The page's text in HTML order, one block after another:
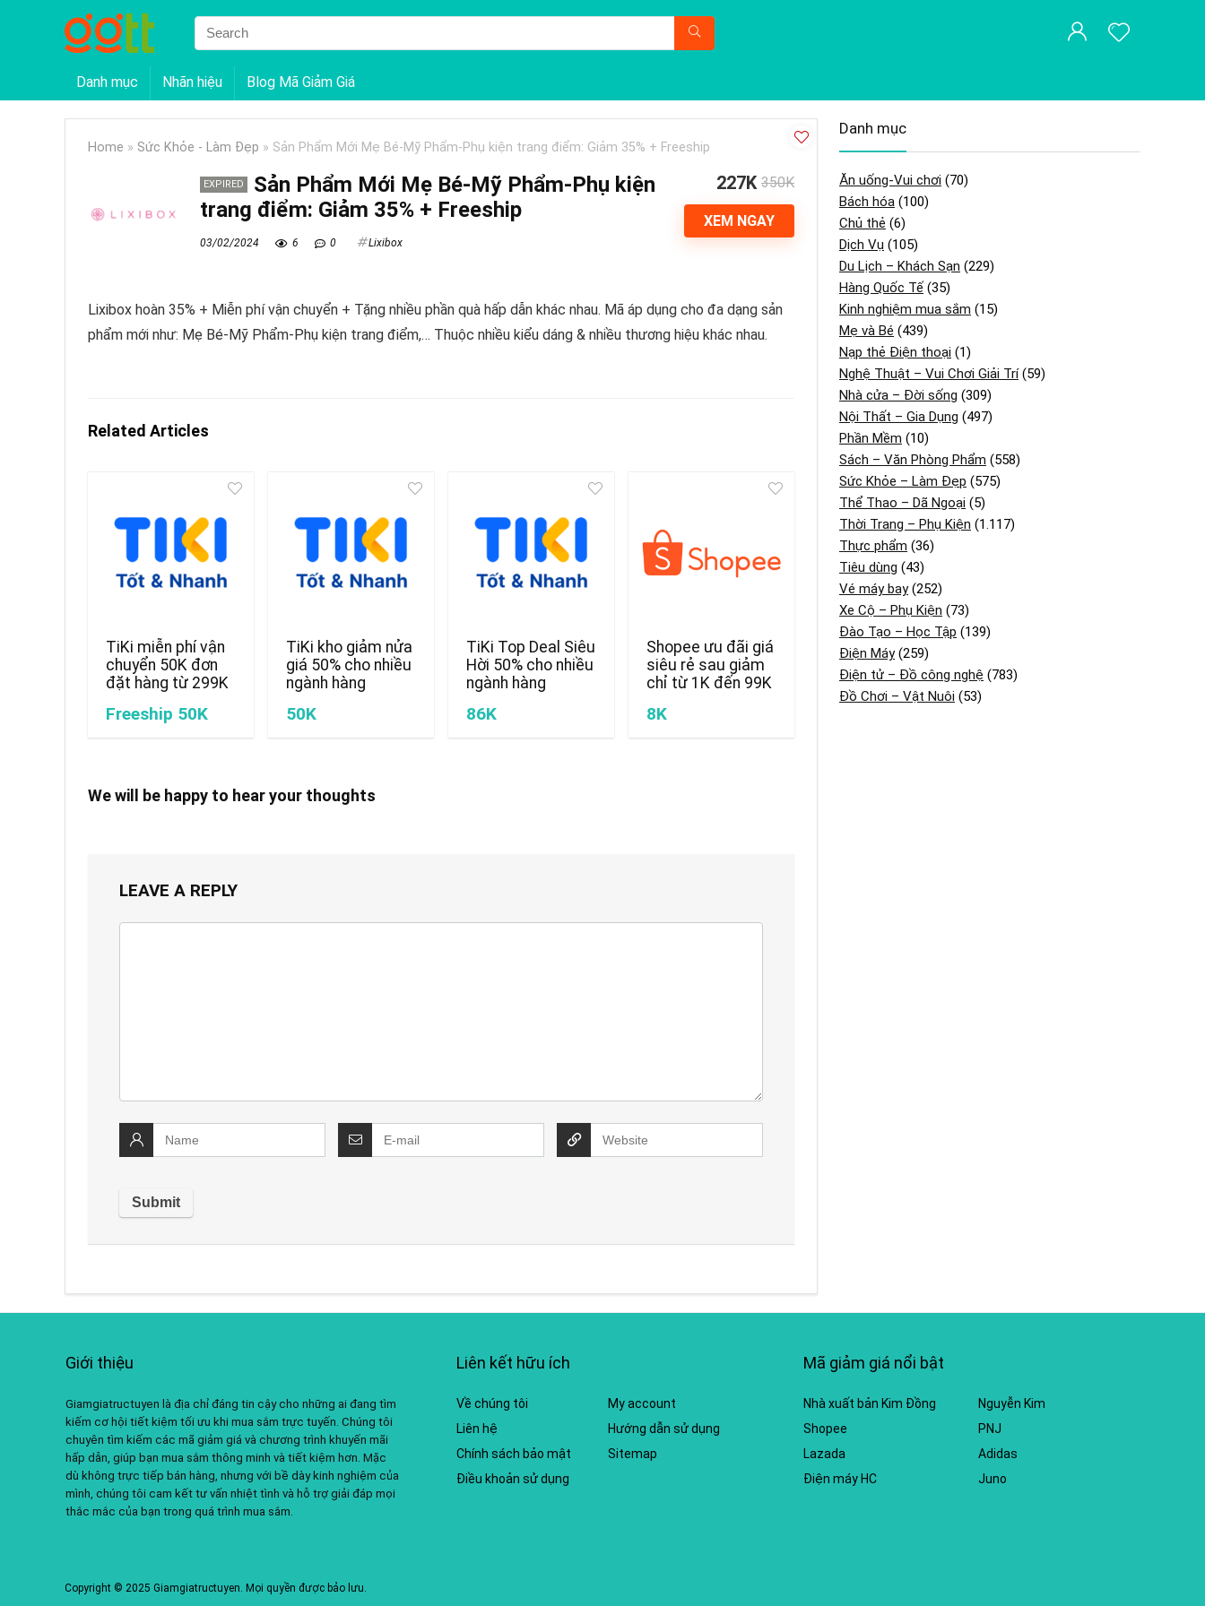
Danh mục Nhãn hiệu Blog Mã Giảm Giá
Home » Sức Khỏe - Làm Đẹp » Sản Phẩm Mới Mẹ Bé-Mỹ Phẩm-Phụ kiện trang điểm: Giảm 35% + Freeship
EXPIRED
Sản Phẩm Mới Mẹ Bé-Mỹ Phẩm-Phụ kiện
trang điểm: Giảm 35% + Freeship
03/02/2024 6 0 Lixibox
227K 350K
XEM NGAY
Lixibox hoàn 35% + Miễn phí vận chuyển + Tặng nhiều phần quà hấp dẫn khác nhau. Mã áp dụng cho đa dạng sản
phẩm mới như: Mẹ Bé-Mỹ Phẩm-Phụ kiện trang điểm,… Thuộc nhiều kiểu dáng & nhiều thương hiệu khác nhau.
Related Articles
TiKi miễn phí vận
chuyển 50K đơn
đặt hàng từ 299K
Freeship 50K
TiKi kho giảm nửa
giá 50% cho nhiều
ngành hàng
50K
TiKi Top Deal Siêu
Hời 50% cho nhiều
ngành hàng
86K
Shopee ưu đãi giá
siêu rẻ sau giảm
chỉ từ 1K đến 99K
8K
We will be happy to hear your thoughts
LEAVE A REPLY
Danh mục
Ăn uống-Vui chơi (70)
Bách hóa (100)
Chủ thẻ (6)
Dịch Vụ (105)
Du Lịch – Khách Sạn (229)
Hàng Quốc Tế (35)
Kinh nghiệm mua sắm (15)
Mẹ và Bé (439)
Nạp thẻ Điện thoại (1)
Nghệ Thuật – Vui Chơi Giải Trí(59)
Nhà cửa – Đời sống (309)
Nội Thất – Gia Dụng (497)
Phần Mềm (10)
Sách – Văn Phòng Phẩm (558)
Sức Khỏe – Làm Đẹp (575)
Thể Thao – Dã Ngoại (5)
Thời Trang – Phụ Kiện (1.117)
Thực phẩm (36)
Tiêu dùng (43)
Vé máy bay(252)
Xe Cộ – Phụ Kiện (73)
Đào Tạo – Học Tập (139)
Điện Máy(259)
Điện tử – Đồ công nghệ (783)
Đồ Chơi – Vật Nuôi (53)
Giới thiệu
Giamgiatructuyen là địa chỉ đáng tin cậy cho những ai đang tìm
kiếm cơ hội tiết kiệm tối ưu khi mua sắm trực tuyến. Chúng tôi
chuyên tìm kiếm các mã giảm giá và chương trình khuyến mãi
hấp dẫn, giúp bạn mua sắm thông minh và tiết kiệm hơn. Mặc
dù không trực tiếp bán hàng, nhưng với bề dày kinh nghiệm của
mình, chúng tôi cam kết tư vấn nhiệt tình và hỗ trợ giải đáp mọi
thắc mắc của bạn trong quá trình mua sắm.
Liên kết hữu ích
Về chúng tôi
Liên hệ
Chính sách bảo mật
Điều khoản sử dụng
My account
Hướng dẫn sử dụng
Sitemap
Mã giảm giá nổi bật
Nhà xuất bản Kim Đồng
Shopee
Lazada
Điện máy HC
Nguyễn Kim
PNJ
Adidas
Juno
Copyright © 2025 Giamgiatructuyen. Mọi quyền được bảo lưu.